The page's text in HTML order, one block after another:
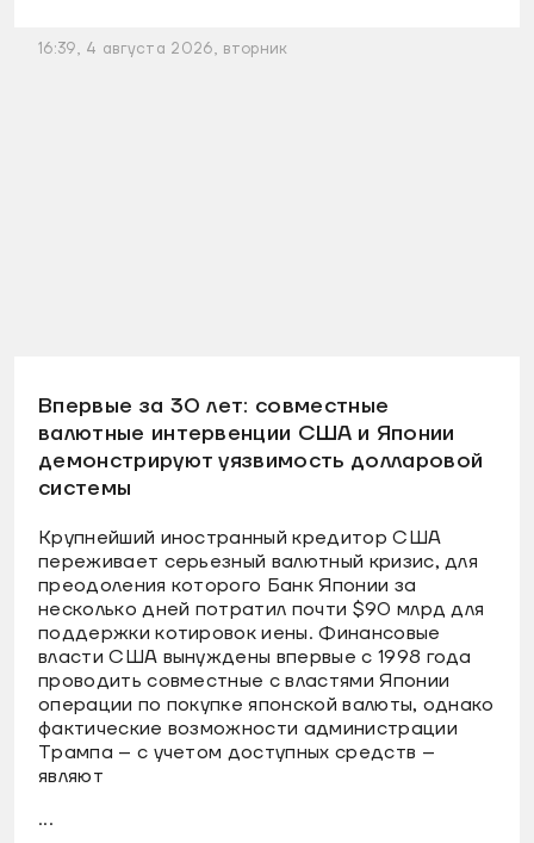
16:39, 4 августа 2026, вторник
Впервые за 30 лет: совместные
валютные интервенции США и Японии
демонстрируют уязвимость долларовой
системы
Крупнейший иностранный кредитор США
переживает серьезный валютный кризис, для
преодоления которого Банк Японии за
несколько дней потратил почти $90 млрд для
поддержки котировок иены. Финансовые
власти США вынуждены впервые с 1998 года
проводить совместные с властями Японии
операции по покупке японской валюты, однако
фактические возможности администрации
Трампа – с учетом доступных средств –
являют
...